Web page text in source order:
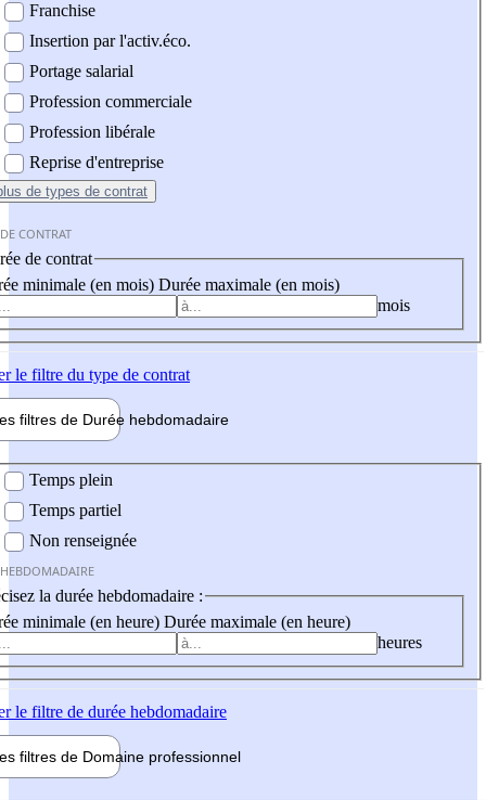
Franchise
Insertion par l'activ.éco.
Portage salarial
Profession commerciale
Profession libérale
Reprise d'entreprise
de types de contrat
CONTRAT
de contrat
minimale (en mois) Durée maximale (en mois)
mois
le filtre du type de contrat
filtres de Durée hebdomadaire
Temps plein
Temps partiel
Non renseignée
la durée hebdomadaire :
minimale (en heure) Durée maximale (en heure)
heures
le filtre de durée hebdomadaire
filtres de Domaine professionnel